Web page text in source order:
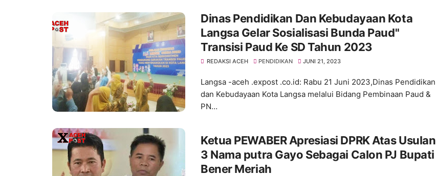
Dinas Pendidikan Dan Kebudayaan Kota
Langsa Gelar Sosialisasi Bunda Paud"
Transisi Paud Ke SD Tahun 2023
REDAKSI ACEH PENDIDIKAN JUNI 21, 2023
Langsa -aceh .expost .co.id: Rabu 21 Juni 2023,Dinas Pendidikan
dan Kebudayaan Kota Langsa melalui Bidang Pembinaan Paud &
PN…
Ketua PEWABER Apresiasi DPRK Atas Usulan
3 Nama putra Gayo Sebagai Calon PJ Bupati
Bener Meriah